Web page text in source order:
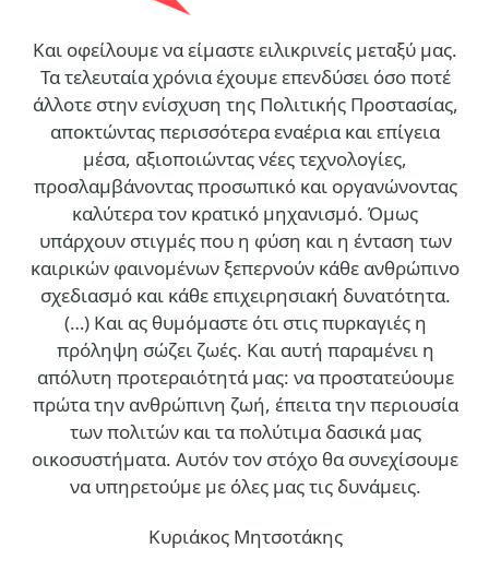
Και οφείλουμε να είμαστε ειλικρινείς μεταξύ μας.
Τα τελευταία χρόνια έχουμε επενδύσει όσο ποτέ
άλλοτε στην ενίσχυση της Πολιτικής Προστασίας,
αποκτώντας περισσότερα εναέρια και επίγεια
μέσα, αξιοποιώντας νέες τεχνολογίες,
προσλαμβάνοντας προσωπικό και οργανώνοντας
καλύτερα τον κρατικό μηχανισμό. Όμως
υπάρχουν στιγμές που η φύση και η ένταση των
καιρικών φαινομένων ξεπερνούν κάθε ανθρώπινο
σχεδιασμό και κάθε επιχειρησιακή δυνατότητα.
(…) Και ας θυμόμαστε ότι στις πυρκαγιές η
πρόληψη σώζει ζωές. Και αυτή παραμένει η
απόλυτη προτεραιότητά μας: να προστατεύουμε
πρώτα την ανθρώπινη ζωή, έπειτα την περιουσία
των πολιτών και τα πολύτιμα δασικά μας
οικοσυστήματα. Αυτόν τον στόχο θα συνεχίσουμε
να υπηρετούμε με όλες μας τις δυνάμεις.
Κυριάκος Μητσοτάκης